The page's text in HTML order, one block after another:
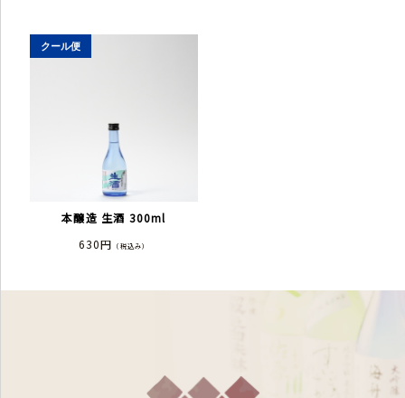
本醸造 生酒 300ml
630円 （税込み）